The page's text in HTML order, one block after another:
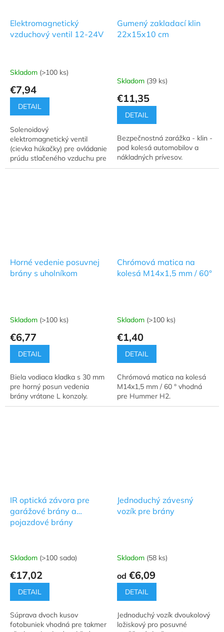
Elektromagnetický
vzduchový ventil 12-24V
Priemerné
produktu
5,0
5
hviezdičiek.
Skladom (>100 ks)
€7,94
DETAIL
Solenoidový
elektromagnetický ventil
(cievka húkačky) pre ovládanie
prúdu stlačeného vzduchu pre
kompresorové húkačky,
Gumený zakladací klin
22x15x10 cm
Skladom (39 ks)
€11,35
DETAIL
Bezpečnostná zarážka - klin -
pod kolesá automobilov a
nákladných prívesov.
Horné vedenie posuvnej
brány s uholníkom
Skladom (>100 ks)
€6,77
DETAIL
Biela vodiaca kladka s 30 mm
pre horný posun vedenia
brány vrátane L konzoly.
Chrómová matica na
kolesá M14x1,5 mm / 60°
Skladom (>100 ks)
€1,40
DETAIL
Chrómová matica na kolesá
M14x1,5 mm / 60 ° vhodná
pre Hummer H2.
IR optická závora pre
garážové brány a
pojazdové brány
Skladom (>100 sada)
€17,02
DETAIL
Súprava dvoch kusov
fotobuniek vhodná pre takmer
Jednoduchý závesný
vozík pre brány
Skladom (58 ks)
od €6,09
DETAIL
Jednoduchý vozík dvoukolový
ložiskový pro posuvné